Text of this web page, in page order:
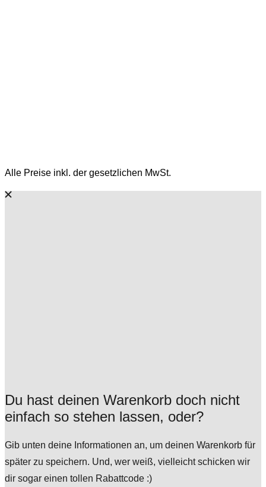
Alle Preise inkl. der gesetzlichen MwSt.
Du hast deinen Warenkorb doch nicht
einfach so stehen lassen, oder?
Gib unten deine Informationen an, um deinen Warenkorb für
später zu speichern. Und, wer weiß, vielleicht schicken wir
dir sogar einen tollen Rabattcode :)